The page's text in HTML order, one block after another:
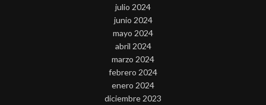
julio 2024
junio 2024
mayo 2024
abril 2024
marzo 2024
febrero 2024
enero 2024
diciembre 2023